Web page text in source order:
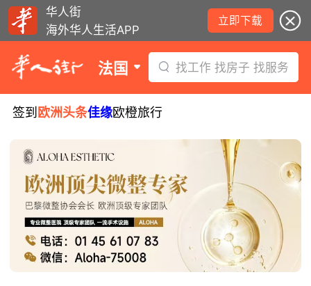
华人街
海外华人生活APP
立即下载
法国 找工作 找房子 找服务
签到 欧洲头条佳缘欧橙旅行